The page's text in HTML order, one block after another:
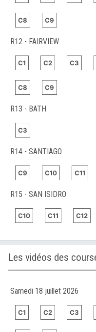
C8 C9
R12 - FAIRVIEW
C1 C2 C3
C8 C9
R13 - BATH
C3
R14 - SANTIAGO
C9 C10 C11
R15 - SAN ISIDRO
C10 C11 C12
Samedi 18 juillet 2026
C1 C2 C3